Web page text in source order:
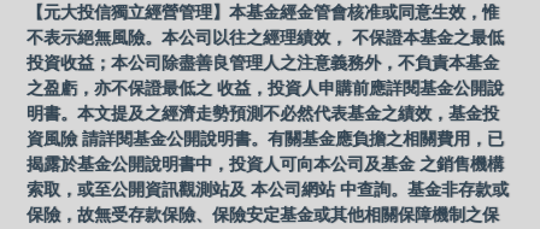
【元大投信獨立經營管理】本基金經金管會核准或同意生效，惟
不表示絕無風險。本公司以往之經理績效， 不保證本基金之最低
投資收益；本公司除盡善良管理人之注意義務外，不負責本基金
之盈虧，亦不保證最低之 收益，投資人申購前應詳閱基金公開說
明書。本文提及之經濟走勢預測不必然代表基金之績效，基金投
資風險 請詳閱基金公開說明書。有關基金應負擔之相關費用，已
揭露於基金公開說明書中，投資人可向本公司及基金 之銷售機構
索取，或至公開資訊觀測站及 本公司網站 中查詢。基金非存款或
保險，故無受存款保險、保險安定基金或其他相關保障機制之保